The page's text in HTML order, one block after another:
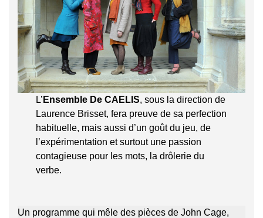
L’ Ensemble De CAELIS, sous la direction de
Laurence Brisset, fera preuve de sa perfection
habituelle, mais aussi d’un goût du jeu, de
l’expérimentation et surtout une passion
contagieuse pour les mots, la drôlerie du
verbe.
Un programme qui mêle des pièces de John Cage,